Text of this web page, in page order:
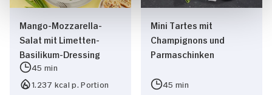
Mango-Mozzarella-
Salat mit Limetten-
Basilikum-Dressing
45 min
1.237 kcal p. Portion
Mini Tartes mit
Champignons und
Parmaschinken
45 min